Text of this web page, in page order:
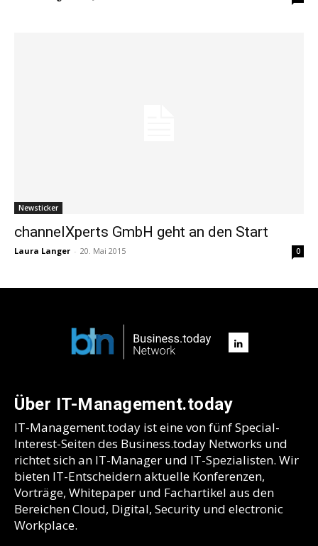
Newsticker
channelXperts GmbH geht an den Start
Laura Langer - 20. Mai 2015 0
Über IT-Management.today
IT-Management.today ist eine von fünf Special-
Interest-Seiten des Business.today Networks und
richtet sich an IT-Manager und IT-Spezialisten. Wir
bieten IT-Entscheidern aktuelle Konferenzen,
Vorträge, Whitepaper und Fachartikel aus den
Bereichen Cloud, Digital, Security und electronic
Workplace.